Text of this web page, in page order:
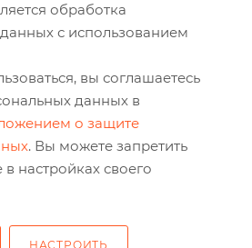
Белгород,
обработка
с использованием
вы соглашаетесь
данных в
о защите
. Вы можете запретить
настройках своего
НАСТРОИТЬ